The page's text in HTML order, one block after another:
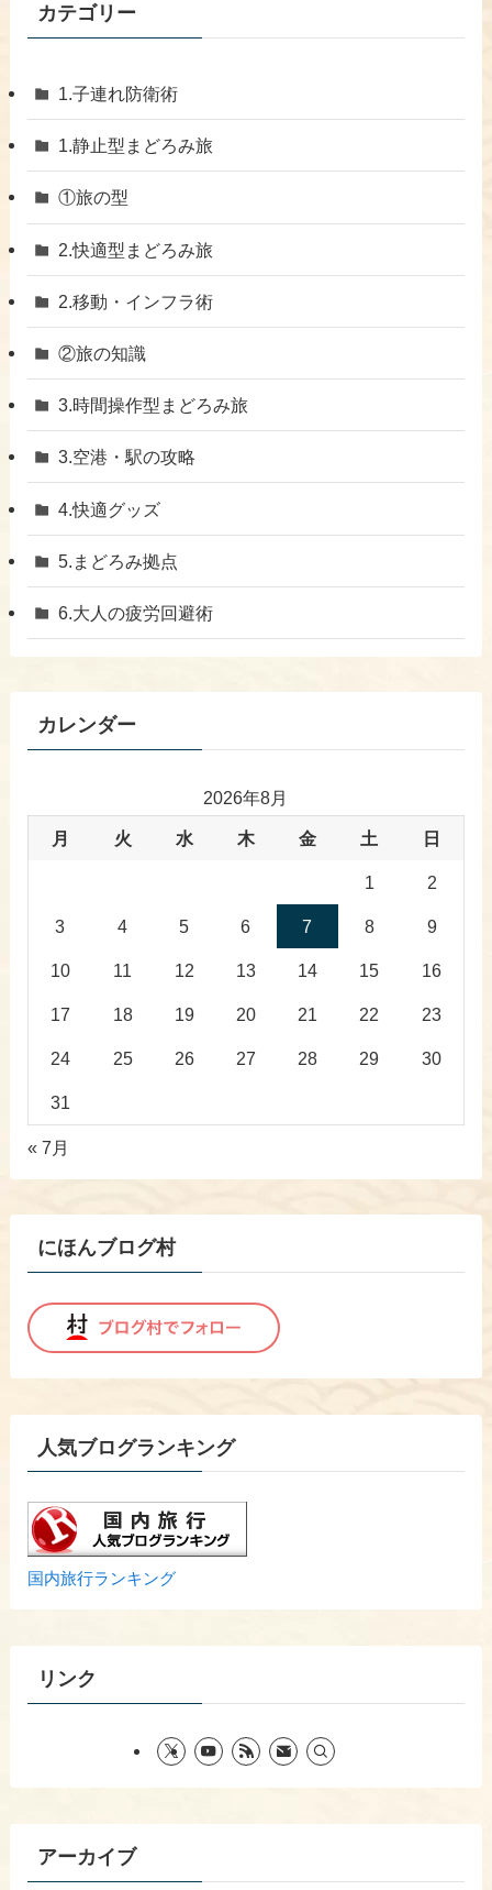
カテゴリー
1.子連れ防衛術
1.静止型まどろみ旅
①旅の型
2.快適型まどろみ旅
​2.移動・インフラ術
②旅の知識
3.時間操作型まどろみ旅
​3.空港・駅の攻略
​4.快適グッズ
​5.まどろみ拠点
6.大人の疲労回避術
カレンダー
2026年8月
月 火 水 木 金 土 日
1 2
3 4 5 6 7 8 9
10 11 12 13 14 15 16
17 18 19 20 21 22 23
24 25 26 27 28 29 30
31
« 7月
にほんブログ村
人気ブログランキング
国内旅行ランキング
リンク
アーカイブ